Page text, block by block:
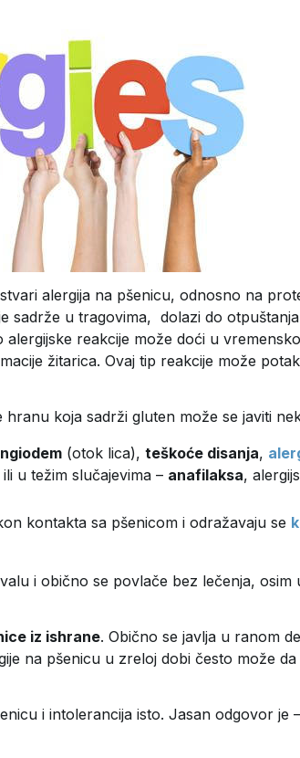
alergija na pšenicu, odnosno na
sadrže u tragovima, dolazi do otpuštanja
alergijske reakcije može doći u
žitarica. Ovaj tip reakcije može
koja sadrži gluten može se javiti
(otok lica), teškoće disanja,
ili u težim slučajevima – anafilaksa,
kontakta sa pšenicom i odražavaju se
i obično se povlače bez lečenja, osim
iz ishrane. Obično se javlja u ranom
na pšenicu u zreloj dobi često može
i intolerancija isto. Jasan odgovor je